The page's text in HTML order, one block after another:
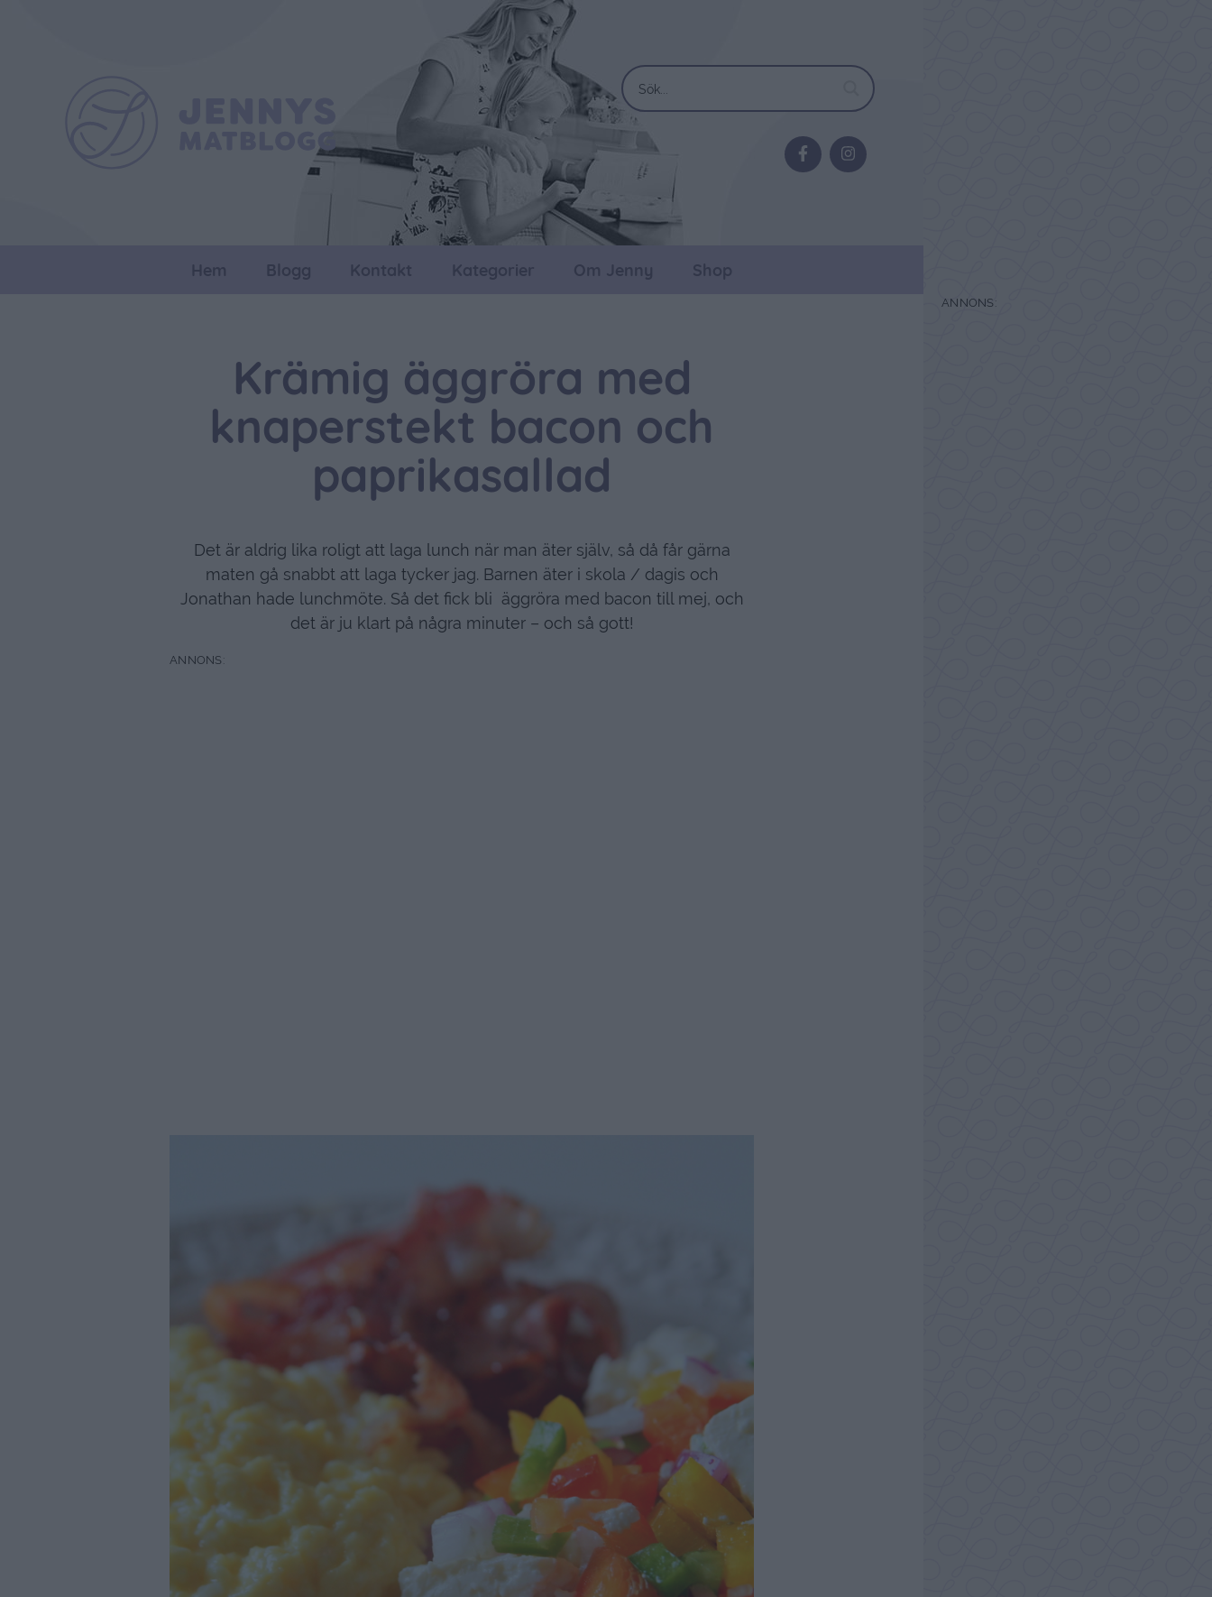
Hem Blogg Kontakt Kategorier Om Jenny Shop
Krämig äggröra med
knaperstekt bacon och
paprikasallad
Det är aldrig lika roligt att laga lunch när man äter själv, så då får gärna
maten gå snabbt att laga tycker jag. Barnen äter i skola / dagis och
Jonathan hade lunchmöte. Så det fick bli äggröra med bacon till mej, och
det är ju klart på några minuter – och så gott!